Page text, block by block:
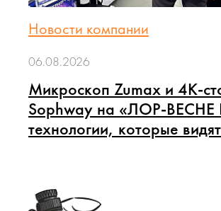
Новости компании
06.08.2026
Микроскоп Zumax и 4K-
Sophway на «ЛОР-ВЕСНЕ
технологии, которые